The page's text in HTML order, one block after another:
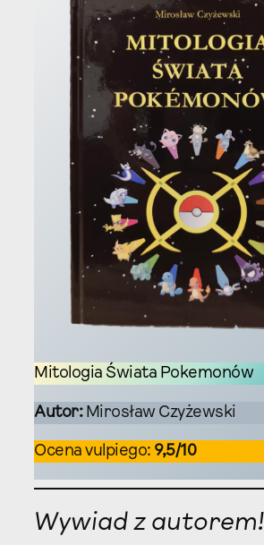
Mitologia Świata Pokemonów
Autor:Mirosław Czyżewski
Ocena vulpiego: 9,5/10
Wywiad z autorem!